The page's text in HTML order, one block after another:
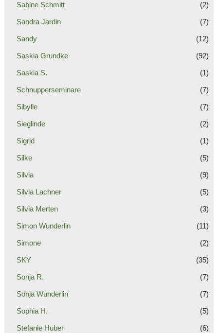
Sabine Schmitt (2)
Sandra Jardin (7)
Sandy (12)
Saskia Grundke (92)
Saskia S. (1)
Schnupperseminare (7)
Sibylle (7)
Sieglinde (2)
Sigrid (1)
Silke (5)
Silvia (9)
Silvia Lachner (5)
Silvia Merten (3)
Simon Wunderlin (11)
Simone (2)
SKY (35)
Sonja R. (7)
Sonja Wunderlin (7)
Sophia H. (5)
Stefanie Huber (6)